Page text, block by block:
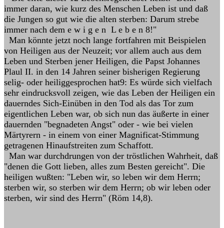
immer daran, wie kurz des Menschen Leben ist und daß
die Jungen so gut wie die alten sterben: Darum strebe
immer nach dem e w i g e n L e b e n 8!"
Man könnte jetzt noch lange fortfahren mit Beispielen
von Heiligen aus der Neuzeit; vor allem auch aus dem
Leben und Sterben jener Heiligen, die Papst Johannes
Plaul II. in den 14 Jahren seiner bisherigen Regierung
selig- oder heiliggesprochen hat9: Es würde sich vielfach
sehr eindrucksvoll zeigen, wie das Leben der Heiligen ein
dauerndes Sich-Einüben in den Tod als das Tor zum
eigentlichen Leben war, ob sich nun das äußerte in einer
dauernden "begnadeten Angst" oder - wie bei vielen
Märtyrern - in einem von einer Magnificat-Stimmung
getragenen Hinaufstreiten zum Schaffott.
Man war durchdrungen von der tröstlichen Wahrheit, daß
"denen die Gott lieben, alles zum Besten gereicht". Die
heiligen wußten: "Leben wir, so leben wir dem Herrn;
sterben wir, so sterben wir dem Herrn; ob wir leben oder
sterben, wir sind des Herrn" (Röm 14,8).